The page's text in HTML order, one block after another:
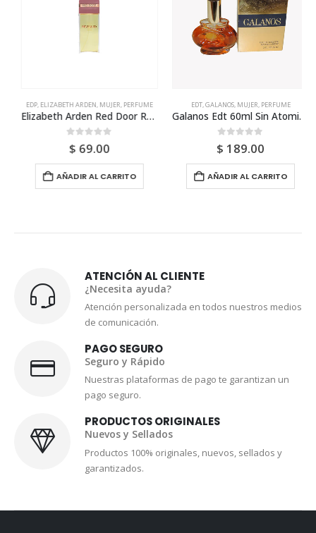
EDP,ELIZABETH ARDEN,MUJER,PERFUME
Elizabeth Arden Red Door Revealed Edp 100ml Para Mujer
out of 5
69.00
AÑADIR AL CARRITO
EDT,GALANOS,MUJER,PERFUME
Galanos Edt 60ml Sin Atomizador Para Mujer
out of 5
189.00
AÑADIR AL CARRITO
ATENCIÓN AL CLIENTE
¿Necesita ayuda?
Atención personalizada en todos nuestros medios
de comunicación.
PAGO SEGURO
Seguro y Rápido
Nuestras plataformas de pago te garantizan un
pago seguro.
PRODUCTOS ORIGINALES
Nuevos y Sellados
Productos 100% originales, nuevos, sellados y
garantizados.